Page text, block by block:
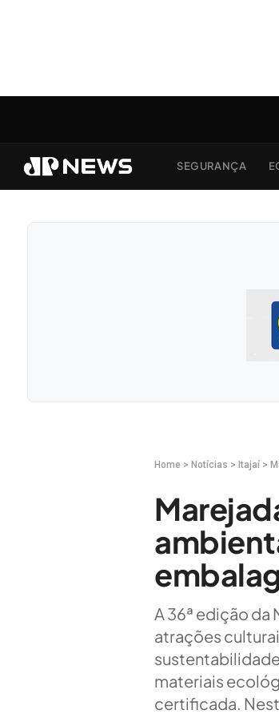
SEGURANÇA
Home > Notícias > Itajaí >
A 36ª edição da
atrações
materiais
certificada.